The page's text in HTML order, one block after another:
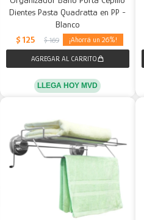
Dientes Pasta Quadratta en PP -
Blanco
$ 125 $ 169 26
LLEGA HOY MVD